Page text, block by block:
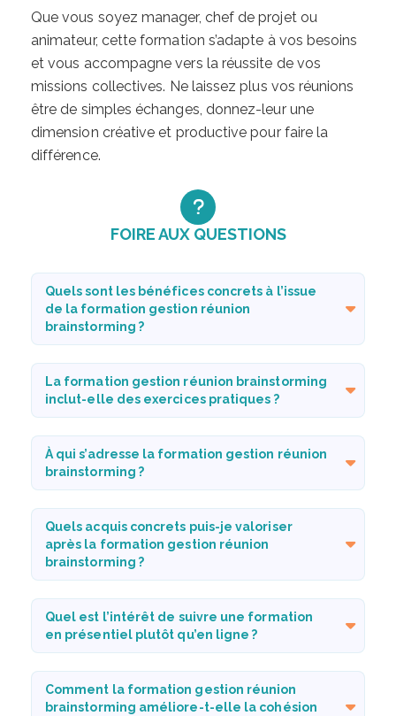
Que vous soyez manager, chef de projet ou
animateur, cette formation s’adapte à vos besoins
et vous accompagne vers la réussite de vos
missions collectives. Ne laissez plus vos réunions
être de simples échanges, donnez-leur une
dimension créative et productive pour faire la
différence.
FOIRE AUX QUESTIONS
Quels sont les bénéfices concrets à l’issue
de la formation gestion réunion
brainstorming ?
La formation gestion réunion brainstorming
inclut-elle des exercices pratiques ?
À qui s’adresse la formation gestion réunion
brainstorming ?
Quels acquis concrets puis-je valoriser
après la formation gestion réunion
brainstorming ?
Quel est l’intérêt de suivre une formation
en présentiel plutôt qu’en ligne ?
Comment la formation gestion réunion
brainstorming améliore-t-elle la cohésion